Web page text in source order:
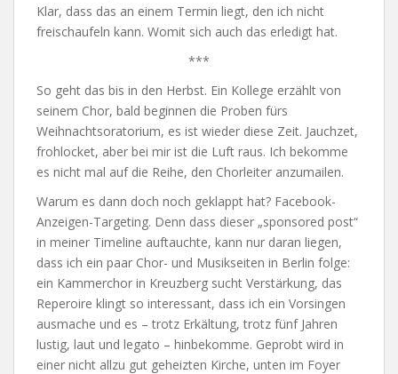
Klar, dass das an einem Termin liegt, den ich nicht
freischaufeln kann. Womit sich auch das erledigt hat.
***
So geht das bis in den Herbst. Ein Kollege erzählt von
seinem Chor, bald beginnen die Proben fürs
Weihnachtsoratorium, es ist wieder diese Zeit. Jauchzet,
frohlocket, aber bei mir ist die Luft raus. Ich bekomme
es nicht mal auf die Reihe, den Chorleiter anzumailen.
Warum es dann doch noch geklappt hat? Facebook-
Anzeigen-Targeting. Denn dass dieser „sponsored post“
in meiner Timeline auftauchte, kann nur daran liegen,
dass ich ein paar Chor- und Musikseiten in Berlin folge:
ein Kammerchor in Kreuzberg sucht Verstärkung, das
Reperoire klingt so interessant, dass ich ein Vorsingen
ausmache und es – trotz Erkältung, trotz fünf Jahren
lustig, laut und legato – hinbekomme. Geprobt wird in
einer nicht allzu gut geheizten Kirche, unten im Foyer